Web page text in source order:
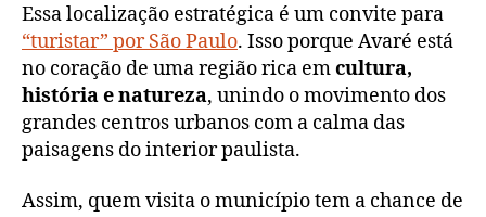
Essa localização estratégica é um convite para
“turistar” por São Paulo. Isso porque Avaré está
no coração de uma região rica emcultura,
história e natureza, unindo o movimento dos
grandes centros urbanos com a calma das
paisagens do interior paulista.
Assim, quem visita o município tem a chance de